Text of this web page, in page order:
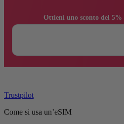
Trustpilot
Come si usa un’eSIM